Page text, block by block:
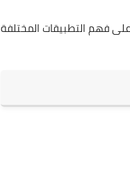
فهم التطبيقات المختلفة